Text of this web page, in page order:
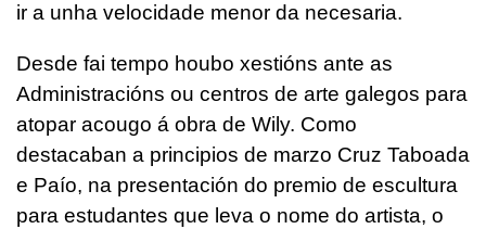
ir a unha velocidade menor da necesaria.
Desde fai tempo houbo xestións ante as
Administracións ou centros de arte galegos para
atopar acougo á obra de Wily. Como
destacaban a principios de marzo Cruz Taboada
e Paío, na presentación do premio de escultura
para estudantes que leva o nome do artista, o